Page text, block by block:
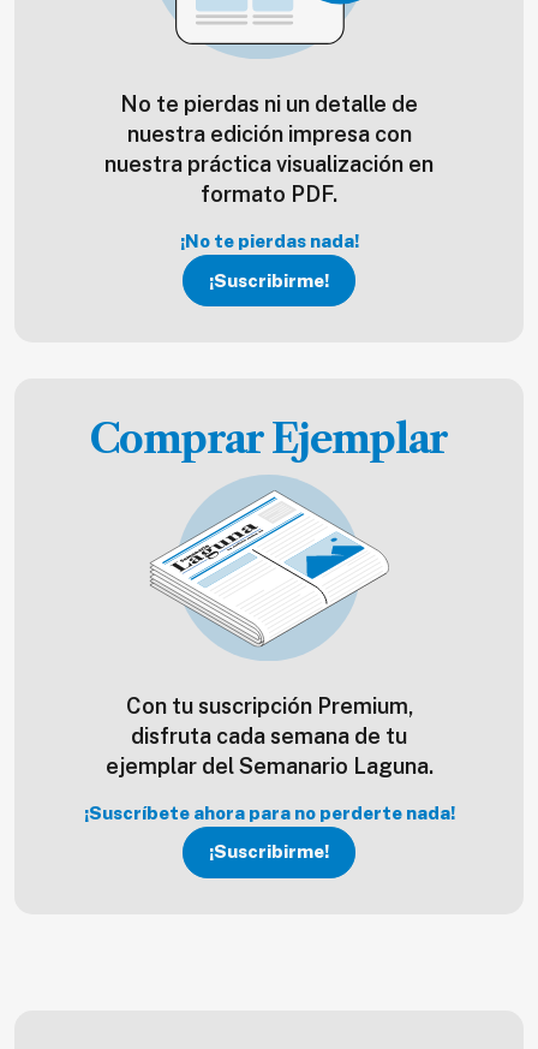
No te pierdas ni un detalle de
nuestra edición impresa con
nuestra práctica visualización en
formato PDF.
¡No te pierdas nada!
¡Suscribirme!
Comprar Ejemplar
Con tu suscripción Premium,
disfruta cada semana de tu
ejemplar del Semanario Laguna.
¡Suscríbete ahora para no perderte nada!
¡Suscribirme!